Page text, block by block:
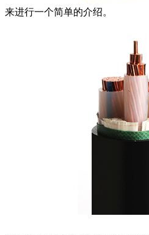
来进行一个简单的介绍。